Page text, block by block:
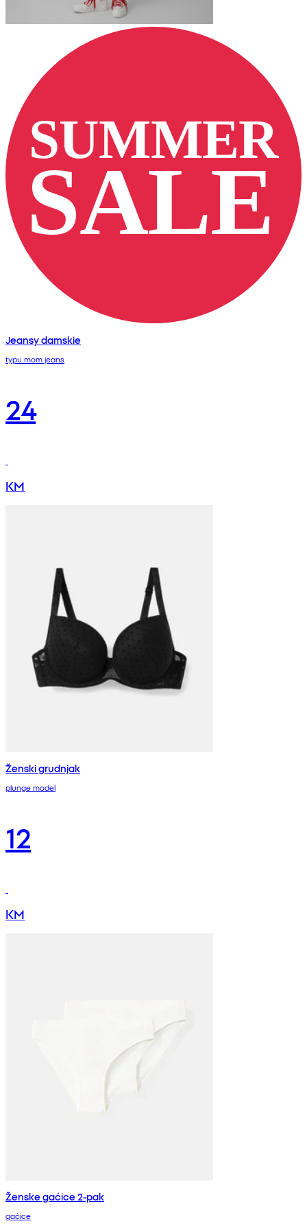
Jeansy damskie
typu mom jeans
24
KM
Ženski grudnjak
plunge model
12
KM
Ženske gaćice 2-pak
gaćice